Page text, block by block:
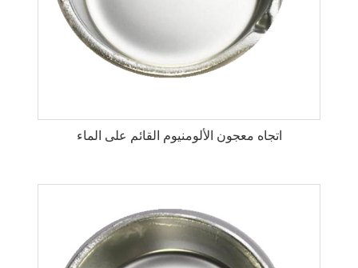
اتجاه معجون الألومنيوم القائم على الماء